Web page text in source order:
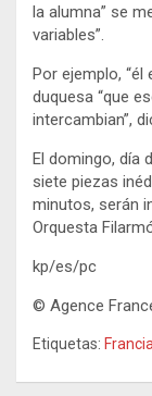
la alumna” se
variables”.
Por ejemplo, “él
duquesa “que
intercambian”,
El domingo, día
siete piezas
minutos, serán
Orquesta
kp/es/pc
© Agence
Etiquetas: Francia